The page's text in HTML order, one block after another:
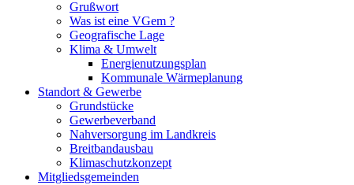
Grußwort
Was ist eine VGem ?
Geografische Lage
Klima & Umwelt
Energienutzungsplan
Kommunale Wärmeplanung
Standort & Gewerbe
Grundstücke
Gewerbeverband
Nahversorgung im Landkreis
Breitbandausbau
Klimaschutzkonzept
Mitgliedsgemeinden